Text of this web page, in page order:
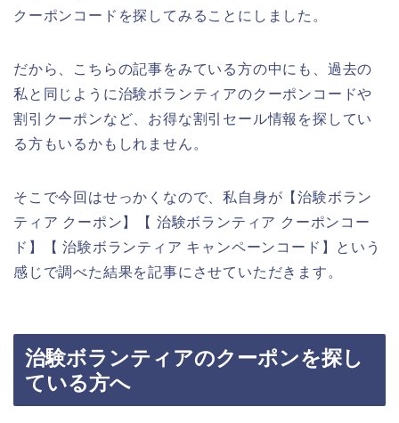
クーポンコードを探してみることにしました。
だから、こちらの記事をみている方の中にも、過去の
私と同じように治験ボランティアのクーポンコードや
割引クーポンなど、お得な割引セール情報を探してい
る方もいるかもしれません。
そこで今回はせっかくなので、私自身が【治験ボラン
ティア クーポン】【 治験ボランティア クーポンコー
ド】【 治験ボランティア キャンペーンコード】という
感じで調べた結果を記事にさせていただきます。
治験ボランティアのクーポンを探し
ている方へ